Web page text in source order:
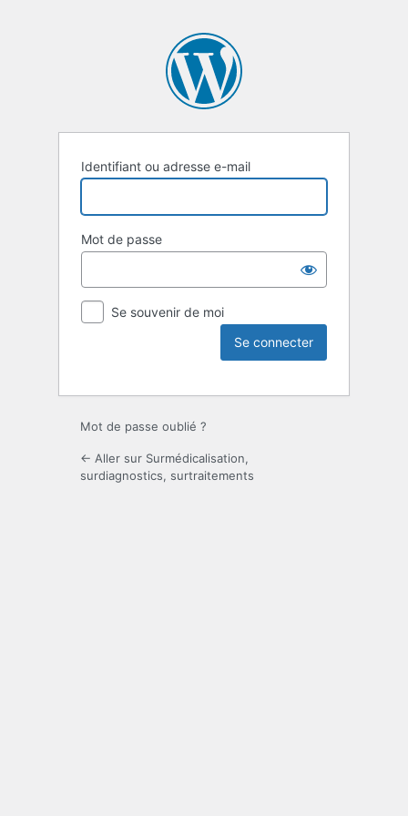
Identifiant ou adresse e-mail
Mot de passe
Se souvenir de moi
Mot de passe oublié ?
← Aller sur Surmédicalisation,
surdiagnostics, surtraitements